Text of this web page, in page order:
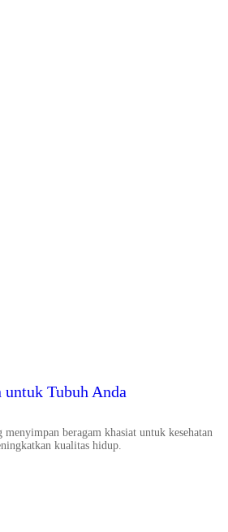
Tubuh Anda
beragam khasiat untuk kesehatan
kualitas hidup.